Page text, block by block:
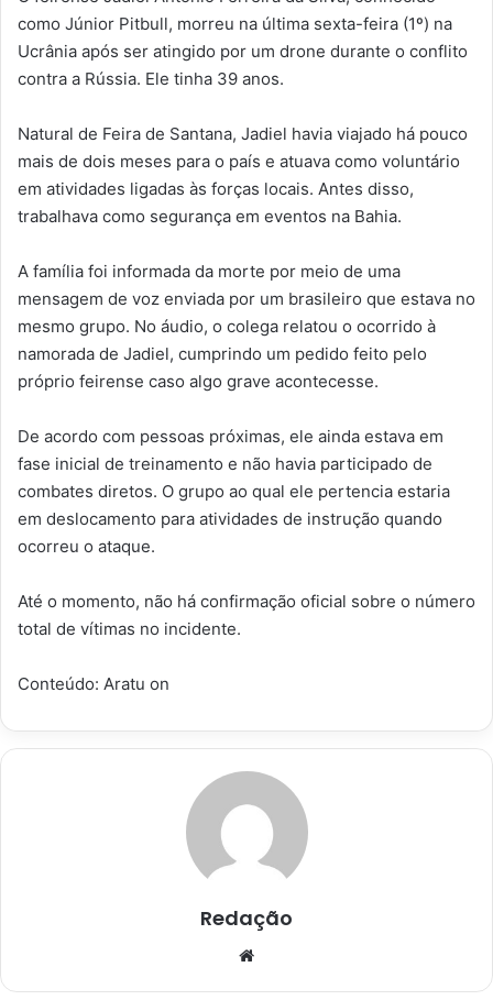
como Júnior Pitbull, morreu na última sexta-feira (1º) na
Ucrânia após ser atingido por um drone durante o conflito
contra a Rússia. Ele tinha 39 anos.
Natural de Feira de Santana, Jadiel havia viajado há pouco
mais de dois meses para o país e atuava como voluntário
em atividades ligadas às forças locais. Antes disso,
trabalhava como segurança em eventos na Bahia.
A família foi informada da morte por meio de uma
mensagem de voz enviada por um brasileiro que estava no
mesmo grupo. No áudio, o colega relatou o ocorrido à
namorada de Jadiel, cumprindo um pedido feito pelo
próprio feirense caso algo grave acontecesse.
De acordo com pessoas próximas, ele ainda estava em
fase inicial de treinamento e não havia participado de
combates diretos. O grupo ao qual ele pertencia estaria
em deslocamento para atividades de instrução quando
ocorreu o ataque.
Até o momento, não há confirmação oficial sobre o número
total de vítimas no incidente.
Conteúdo: Aratu on
Redação